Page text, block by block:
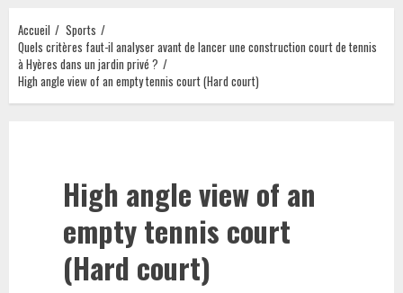
Accueil
Sports
Quels critères faut-il analyser avant de lancer une construction court de tennis
à Hyères dans un jardin privé ?
High angle view of an empty tennis court (Hard court)
High angle view of an
empty tennis court
(Hard court)